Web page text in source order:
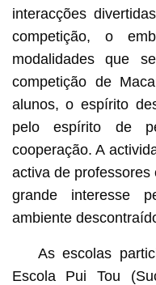
interacções
competição, o
modalidades que
competição de
alunos, o espírito
pelo espírito de
cooperação. A
activa de professores
grande interesse
ambiente
As escolas
Escola Pui Tou